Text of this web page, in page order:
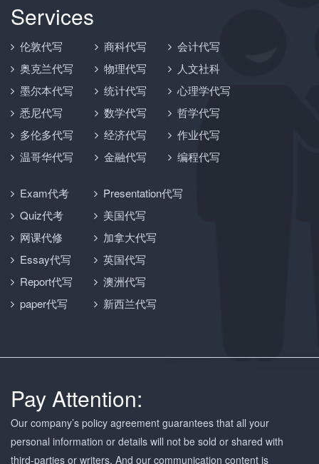
Services
伦敦代写
奥克兰代写
墨尔本代写
悉尼代写
多伦多代写
温哥华代写
商科代写
物理代写
统计代写
数学代写
经济代写
金融代写
会计代写
人文社科
心理学代写
哲学代写
作业代写
编程代写
Exam代考
Quiz代考
网课代修
Essay代写
Report代写
paper代写
Presentation代写
美国代写
加拿大代写
英国代写
澳洲代写
新西兰代写
Pay Attention:
Our company’s policy agreement guarantees that all your
personal information or details will not be sold or shared with
third-parties or writers. And our communication content is